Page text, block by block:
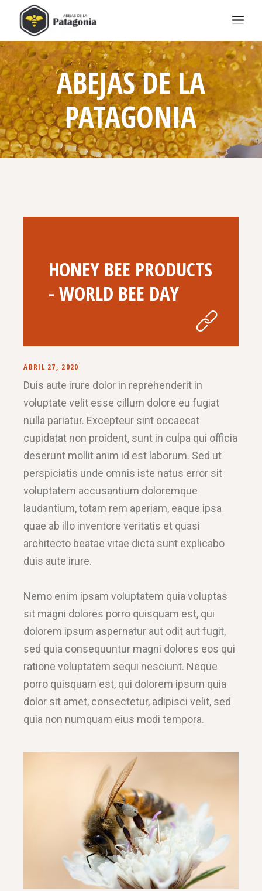
ABEJAS DE LA
PATAGONIA
HONEY BEE PRODUCTS
- WORLD BEE DAY
ABRIL 27, 2020
Duis aute irure dolor in reprehenderit in
voluptate velit esse cillum dolore eu fugiat
nulla pariatur. Excepteur sint occaecat
cupidatat non proident, sunt in culpa qui officia
deserunt mollit anim id est laborum. Sed ut
perspiciatis unde omnis iste natus error sit
voluptatem accusantium doloremque
laudantium, totam rem aperiam, eaque ipsa
quae ab illo inventore veritatis et quasi
architecto beatae vitae dicta sunt explicabo
duis aute irure.
Nemo enim ipsam voluptatem quia voluptas
sit magni dolores porro quisquam est, qui
dolorem ipsum aspernatur aut odit aut fugit,
sed quia consequuntur magni dolores eos qui
ratione voluptatem sequi nesciunt. Neque
porro quisquam est, qui dolorem ipsum quia
dolor sit amet, consectetur, adipisci velit, sed
quia non numquam eius modi tempora.